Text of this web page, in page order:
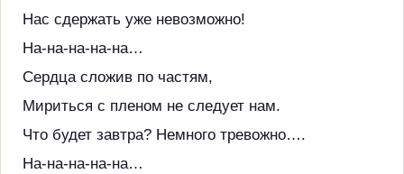
Нас сдержать уже невозможно!
На-на-на-на-на…
Сердца сложив по частям,
Мириться с пленом не следует нам.
Что будет завтра? Немного тревожно….
На-на-на-на-на…